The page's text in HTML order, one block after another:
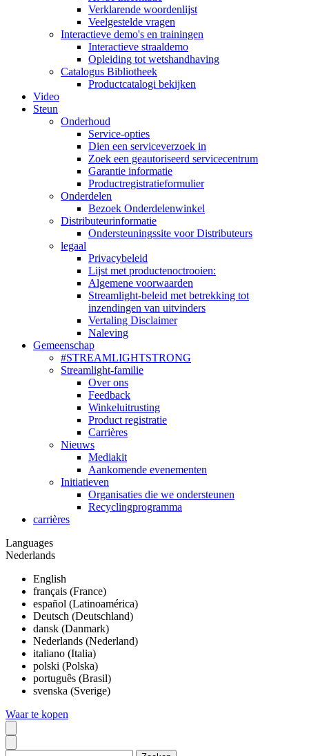
Verklarende woordenlijst
Veelgestelde vragen
Interactieve demo's en trainingen
Interactieve straaldemo
Opleiding tot wetshandhaving
Catalogus Bibliotheek
Productcatalogi bekijken
Video
Steun
Onderhoud
Service-opties
Dien een serviceverzoek in
Zoek een geautoriseerd servicecentrum
Garantie informatie
Productregistratieformulier
Onderdelen
Bezoek Onderdelenwinkel
Distributeurinformatie
Ondersteuningssite voor Distributeurs
legaal
Privacybeleid
Lijst met productenoctrooien:
Algemene voorwaarden
Streamlight-beleid met betrekking tot
inzendingen van uitvinders
Vertaling Disclaimer
Naleving
Gemeenschap
#STREAMLIGHTSTRONG
Streamlight-familie
Over ons
Feedback
Winkeluitrusting
Product registratie
Carrières
Nieuws
Mediakit
Aankomende evenementen
Initiatieven
Organisaties die we ondersteunen
Recyclingprogramma
carrières
Languages
Nederlands
English
français (France)
español (Latinoamérica)
Deutsch (Deutschland)
dansk (Danmark)
Nederlands (Nederland)
italiano (Italia)
polski (Polska)
português (Brasil)
svenska (Sverige)
Waar te kopen